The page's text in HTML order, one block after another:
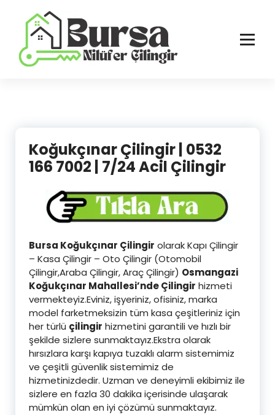
Koğukçınar Çilingir | 0532
166 7002 | 7/24 Acil Çilingir
Bursa Koğukçınar Çilingir olarak Kapı Çilingir
– Kasa Çilingir – Oto Çilingir (Otomobil
Çilingir,Araba Çilingir, Araç Çilingir) Osmangazi
Koğukçınar Mahallesi’nde Çilingir hizmeti
vermekteyiz.Eviniz, işyeriniz, ofisiniz, marka
model farketmeksizin tüm kasa çeşitleriniz için
her türlü çilingir hizmetini garantili ve hızlı bir
şekilde sizlere sunmaktayız.Ekstra olarak
hırsızlara karşı kapıya tuzaklı alarm sistemimiz
ve çeşitli güvenlik sistemimiz de
hizmetinizdedir. Uzman ve deneyimli ekibimiz ile
sizlere en fazla 30 dakika içerisinde ulaşarak
mümkün olan en iyi çözümü sunmaktayız.